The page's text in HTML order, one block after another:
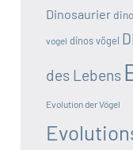
Dinosaurier
vogel dinos vögel
des Lebens
Evolution der Vögel